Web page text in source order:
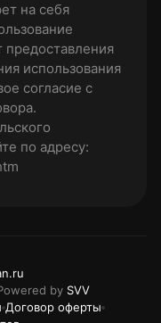
на себя
предоставления
использования
согласие с
по адресу:
Договор оферты
by SVV